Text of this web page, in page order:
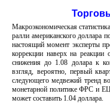
Макроэкономическая
ралли американского
настоящий момент эксперты
коррекции наверх на
снижения до 1.08 долара к
взгляд, вероятно, первый
следующего медвежий тренд
монетарной политике ФРС и
может составить 1.04 доллара.